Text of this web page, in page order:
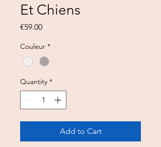
Et Chiens
€59.00Price
Couleur *
Quantity *
Add to Cart